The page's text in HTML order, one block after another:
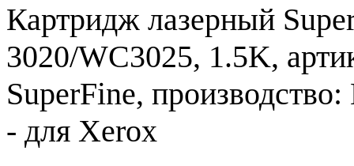
Картридж лазерный
3020/WC3025, 1.5K,
SuperFine,
- для Xerox